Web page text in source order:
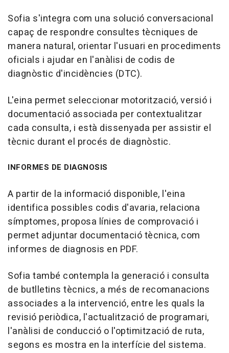
Sofia s'integra com una solució conversacional
capaç de respondre consultes tècniques de
manera natural, orientar l'usuari en procediments
oficials i ajudar en l'anàlisi de codis de
diagnòstic d'incidències (DTC).
L'eina permet seleccionar motorització, versió i
documentació associada per contextualitzar
cada consulta, i està dissenyada per assistir el
tècnic durant el procés de diagnòstic.
INFORMES DE DIAGNOSIS
A partir de la informació disponible, l'eina
identifica possibles codis d'avaria, relaciona
símptomes, proposa línies de comprovació i
permet adjuntar documentació tècnica, com
informes de diagnosis en PDF.
Sofia també contempla la generació i consulta
de butlletins tècnics, a més de recomanacions
associades a la intervenció, entre les quals la
revisió periòdica, l'actualització de programari,
l'anàlisi de conducció o l'optimització de ruta,
segons es mostra en la interfície del sistema.